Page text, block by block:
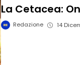
La Cetacea:
Redazione 14